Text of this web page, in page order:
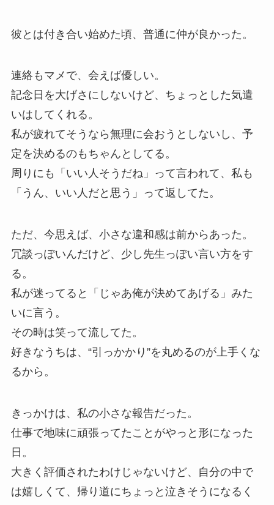
彼とは付き合い始めた頃、普通に仲が良かった。
連絡もマメで、会えば優しい。
記念日を大げさにしないけど、ちょっとした気遣
いはしてくれる。
私が疲れてそうなら無理に会おうとしないし、予
定を決めるのもちゃんとしてる。
周りにも「いい人そうだね」って言われて、私も
「うん、いい人だと思う」って返してた。
ただ、今思えば、小さな違和感は前からあった。
冗談っぽいんだけど、少し先生っぽい言い方をす
る。
私が迷ってると「じゃあ俺が決めてあげる」みた
いに言う。
その時は笑って流してた。
好きなうちは、“引っかかり”を丸めるのが上手くな
るから。
きっかけは、私の小さな報告だった。
仕事で地味に頑張ってたことがやっと形になった
日。
大きく評価されたわけじゃないけど、自分の中で
は嬉しくて、帰り道にちょっと泣きそうになるく